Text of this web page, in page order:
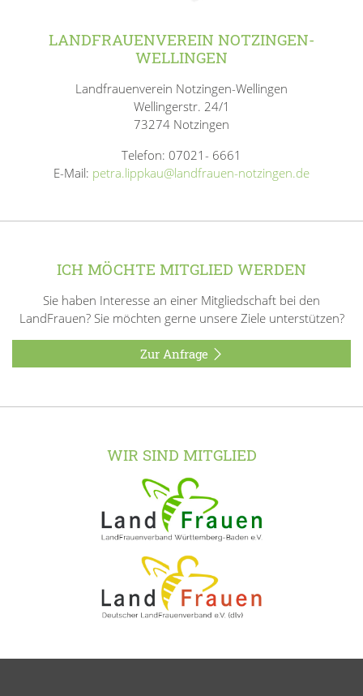
LANDFRAUENVEREIN NOTZINGEN-
WELLINGEN
Landfrauenverein Notzingen-Wellingen
Wellingerstr. 24/1
73274 Notzingen
Telefon: 07021- 6661
E-Mail: petra.lippkau@landfrauen-notzingen.de
ICH MÖCHTE MITGLIED WERDEN
Sie haben Interesse an einer Mitgliedschaft bei den
LandFrauen? Sie möchten gerne unsere Ziele unterstützen?
Zur Anfrage
WIR SIND MITGLIED